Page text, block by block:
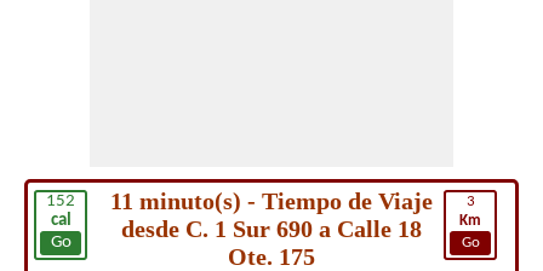
152
cal
Go
3
Km
Go
11 minuto(s) - Tiempo de Viaje
desde C. 1 Sur 690 a Calle 18
Ote. 175